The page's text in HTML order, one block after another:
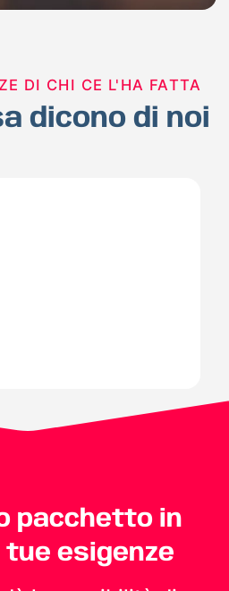
DI CHI CE L'HA FATTA
dicono di noi
pacchetto in
tue esigenze